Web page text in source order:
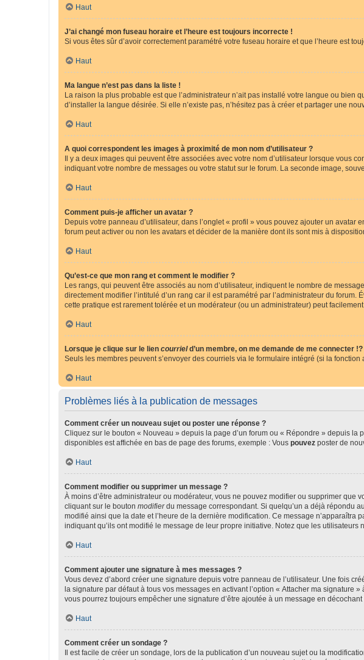
Haut
J’ai changé mon fuseau horaire et l’heure est toujours incorrecte !
Si vous êtes sûr d’avoir correctement paramétré votre fuseau horaire et que l’heure est
Haut
Ma langue n’est pas dans la liste !
La raison la plus probable est que l’administrateur n’ait pas installé votre langue ou
d’installer la langue désirée. Si elle n’existe pas, n’hésitez pas à créer et partager une
Haut
A quoi correspondent les images à proximité de mon nom d’utilisateur ?
Il y a deux images qui peuvent être associées avec votre nom d’utilisateur lorsque vous
indiquant votre nombre de messages ou votre statut sur le forum. La seconde image,
Haut
Comment puis-je afficher un avatar ?
Depuis votre panneau d’utilisateur, dans l’onglet « profil » vous pouvez ajouter un avatar
forum peut activer ou non les avatars et décider de la manière dont ils sont mis à
Haut
Qu’est-ce que mon rang et comment le modifier ?
Les rangs, qui peuvent être associés au nom d’utilisateur, indiquent le nombre de
directement modifier l’intitulé d’un rang car il est paramétré par l’administrateur du
cette pratique est rarement tolérée et un modérateur (ou un administrateur) peut
Haut
Lorsque je clique sur le lien courrield’un membre, on me demande de me connecter !?
Seuls les membres peuvent s’envoyer des courriels via le formulaire intégré (si la
Haut
Problèmes liés à la publication de messages
Comment créer un nouveau sujet ou poster une réponse ?
Cliquez sur le bouton « Nouveau » depuis la page d’un forum ou « Répondre » depuis
disponibles est affichée en bas de page des forums, exemple : Vous pouvez poster de
Haut
Comment modifier ou supprimer un message ?
À moins d’être administrateur ou modérateur, vous ne pouvez modifier ou supprimer
cliquant sur le bouton modifierdu message correspondant. Si quelqu’un a déjà répondu
modifié ainsi que la date et l’heure de la dernière modification. Ce message
indiquant qu’ils ont modifié le message de leur propre initiative. Notez que les
Haut
Comment ajouter une signature à mes messages ?
Vous devez d’abord créer une signature depuis votre panneau de l’utilisateur. Une fois
la signature par défaut à tous vos messages en activant l’option « Attacher ma signature
vous pourrez toujours empêcher une signature d’être ajoutée à un message en
Haut
Comment créer un sondage ?
Il est facile de créer un sondage, lors de la publication d’un nouveau sujet ou la